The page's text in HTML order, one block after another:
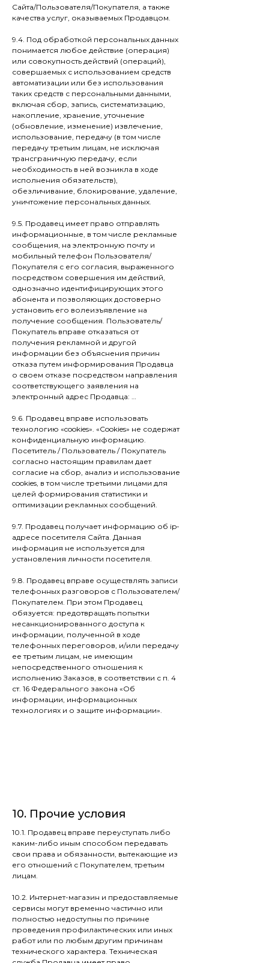
Сайта/Пользователя/Покупателя, а также
качества услуг, оказываемых Продавцом.
9.4. Под обработкой персональных данных
понимается любое действие (операция)
или совокупность действий (операций),
совершаемых с использованием средств
автоматизации или без использования
таких средств с персональными данными,
включая сбор, запись, систематизацию,
накопление, хранение, уточнение
(обновление, изменение) извлечение,
использование, передачу (в том числе
передачу третьим лицам, не исключая
трансграничную передачу, если
необходимость в ней возникла в ходе
исполнения обязательств),
обезличивание, блокирование, удаление,
уничтожение персональных данных.
9.5. Продавец имеет право отправлять
информационные, в том числе рекламные
сообщения, на электронную почту и
мобильный телефон Пользователя/
Покупателя с его согласия, выраженного
посредством совершения им действий,
однозначно идентифицирующих этого
абонента и позволяющих достоверно
установить его волеизъявление на
получение сообщения. Пользователь/
Покупатель вправе отказаться от
получения рекламной и другой
информации без объяснения причин
отказа путем информирования Продавца
о своем отказе посредством направления
соответствующего заявления на
электронный адрес Продавца: …
9.6. Продавец вправе использовать
технологию «cookies». «Cookies» не содержат
конфиденциальную информацию.
Посетитель / Пользователь / Покупатель
согласно настоящим правилам дает
согласие на сбор, анализ и использование
cookies, в том числе третьими лицами для
целей формирования статистики и
оптимизации рекламных сообщений.
9.7. Продавец получает информацию об ip-
адресе посетителя Сайта. Данная
информация не используется для
установления личности посетителя.
9.8. Продавец вправе осуществлять записи
телефонных разговоров с Пользователем/
Покупателем. При этом Продавец
обязуется: предотвращать попытки
несанкционированного доступа к
информации, полученной в ходе
телефонных переговоров, и/или передачу
ее третьим лицам, не имеющим
непосредственного отношения к
исполнению Заказов, в соответствии с п. 4
ст. 16 Федерального закона «Об
информации, информационных
технологиях и о защите информации».
10. Прочие условия
10.1. Продавец вправе переуступать либо
каким-либо иным способом передавать
свои права и обязанности, вытекающие из
его отношений с Покупателем, третьим
лицам.
10.2. Интернет-магазин и предоставляемые
сервисы могут временно частично или
полностью недоступны по причине
проведения профилактических или иных
работ или по любым другим причинам
технического характера. Техническая